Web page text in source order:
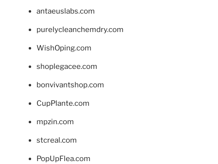
antaeuslabs.com
purelycleanchemdry.com
WishOping.com
shoplegacee.com
bonvivantshop.com
CupPlante.com
mpzin.com
stcreal.com
PopUpFlea.com